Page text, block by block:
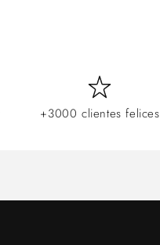
+3000 clientes felices